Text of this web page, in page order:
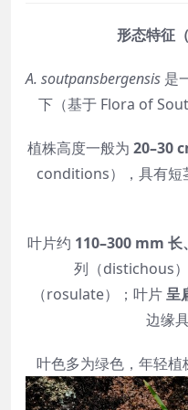
形态特征
A. soutpansbergensis 是
下（基于 Flora of
植株高度一般为 20–30
conditions），具有短
叶片约 110–300 mm
列（distichous
（rosulate）；叶片呈
边缘
叶色多为绿色，年轻植